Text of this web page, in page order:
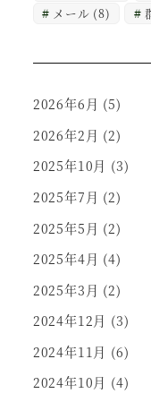
メール (8)
2026年6月 (5)
2026年2月 (2)
2025年10月 (3)
2025年7月 (2)
2025年5月 (2)
2025年4月 (4)
2025年3月 (2)
2024年12月 (3)
2024年11月 (6)
2024年10月 (4)